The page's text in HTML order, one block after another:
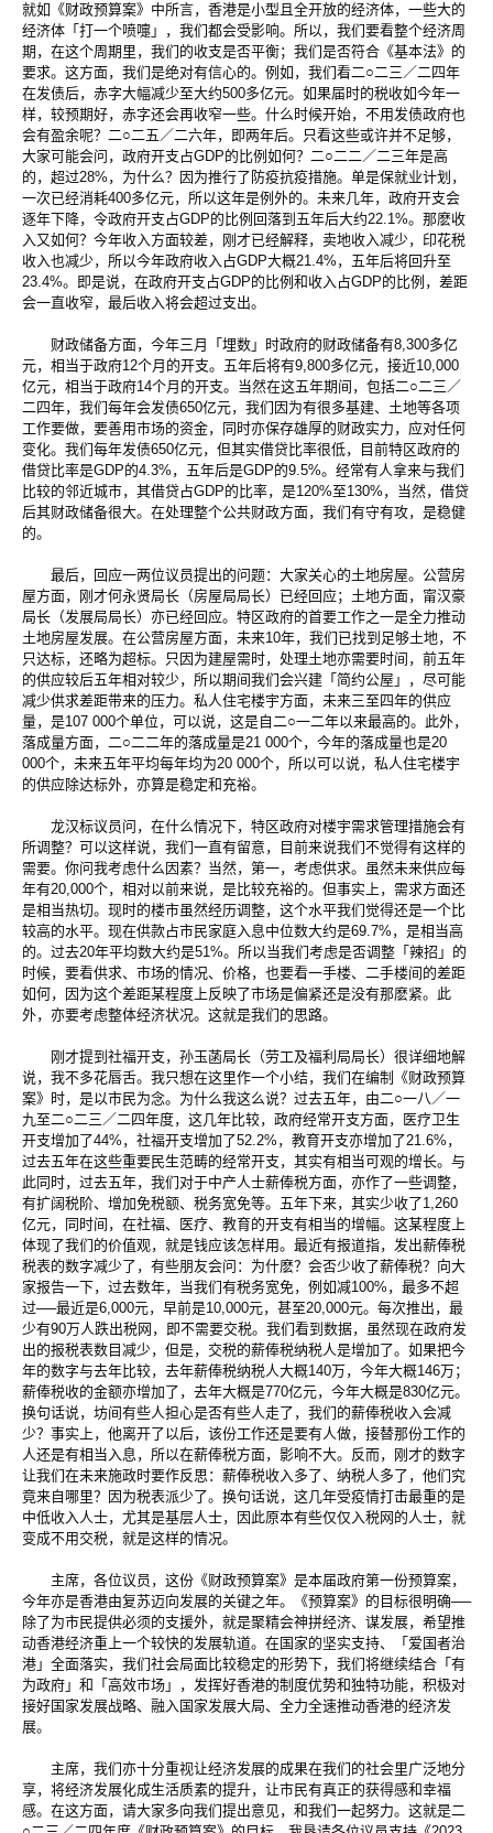
就如《财政预算案》中所言，香港是小型且全开放的经济体，一些大的
经济体「打一个喷嚏」，我们都会受影响。所以，我们要看整个经济周
期，在这个周期里，我们的收支是否平衡；我们是否符合《基本法》的
要求。这方面，我们是绝对有信心的。例如，我们看二○二三／二四年
在发债后，赤字大幅减少至大约500多亿元。如果届时的税收如今年一
样，较预期好，赤字还会再收窄一些。什么时候开始，不用发债政府也
会有盈余呢？二○二五／二六年，即两年后。只看这些或许并不足够，
大家可能会问，政府开支占GDP的比例如何？二○二二／二三年是高
的，超过28%，为什么？因为推行了防疫抗疫措施。单是保就业计划，
一次已经消耗400多亿元，所以这年是例外的。未来几年，政府开支会
逐年下降，令政府开支占GDP的比例回落到五年后大约22.1%。那麽收
入又如何？今年收入方面较差，刚才已经解释，卖地收入减少，印花税
收入也减少，所以今年政府收入占GDP大概21.4%，五年后将回升至
23.4%。即是说，在政府开支占GDP的比例和收入占GDP的比例，差距
会一直收窄，最后收入将会超过支出。
财政储备方面，今年三月「埋数」时政府的财政储备有8,300多亿
元，相当于政府12个月的开支。五年后将有9,800多亿元，接近10,000
亿元，相当于政府14个月的开支。当然在这五年期间，包括二○二三／
二四年，我们每年会发债650亿元，我们因为有很多基建、土地等各项
工作要做，要善用市场的资金，同时亦保存雄厚的财政实力，应对任何
变化。我们每年发债650亿元，但其实借贷比率很低，目前特区政府的
借贷比率是GDP的4.3%，五年后是GDP的9.5%。经常有人拿来与我们
比较的邻近城市，其借贷占GDP的比率，是120%至130%，当然，借贷
后其财政储备很大。在处理整个公共财政方面，我们有守有攻，是稳健
的。
最后，回应一两位议员提出的问题：大家关心的土地房屋。公营房
屋方面，刚才何永贤局长（房屋局局长）已经回应；土地方面，甯汉豪
局长（发展局局长）亦已经回应。特区政府的首要工作之一是全力推动
土地房屋发展。在公营房屋方面，未来10年，我们已找到足够土地，不
只达标，还略为超标。只因为建屋需时，处理土地亦需要时间，前五年
的供应较后五年相对较少，所以期间我们会兴建「简约公屋」，尽可能
减少供求差距带来的压力。私人住宅楼宇方面，未来三至四年的供应
量，是107 000个单位，可以说，这是自二○一二年以来最高的。此外，
落成量方面，二○二二年的落成量是21 000个，今年的落成量也是20
000个，未来五年平均每年均为20 000个，所以可以说，私人住宅楼宇
的供应除达标外，亦算是稳定和充裕。
龙汉标议员问，在什么情况下，特区政府对楼宇需求管理措施会有
所调整？可以这样说，我们一直有留意，目前来说我们不觉得有这样的
需要。你问我考虑什么因素？当然，第一，考虑供求。虽然未来供应每
年有20,000个，相对以前来说，是比较充裕的。但事实上，需求方面还
是相当热切。现时的楼市虽然经历调整，这个水平我们觉得还是一个比
较高的水平。现在供款占市民家庭入息中位数大约是69.7%，是相当高
的。过去20年平均数大约是51%。所以当我们考虑是否调整「辣招」的
时候，要看供求、市场的情况、价格，也要看一手楼、二手楼间的差距
如何，因为这个差距某程度上反映了市场是偏紧还是没有那麽紧。此
外，亦要考虑整体经济状况。这就是我们的思路。
刚才提到社福开支，孙玉菡局长（劳工及福利局局长）很详细地解
说，我不多花唇舌。我只想在这里作一个小结，我们在编制《财政预算
案》时，是以市民为念。为什么我这么说？过去五年，由二○一八／一
九至二○二三／二四年度，这几年比较，政府经常开支方面，医疗卫生
开支增加了44%，社福开支增加了52.2%，教育开支亦增加了21.6%，
过去五年在这些重要民生范畴的经常开支，其实有相当可观的增长。与
此同时，过去五年，我们对于中产人士薪俸税方面，亦作了一些调整，
有扩阔税阶、增加免税额、税务宽免等。五年下来，其实少收了1,260
亿元，同时间，在社福、医疗、教育的开支有相当的增幅。这某程度上
体现了我们的价值观，就是钱应该怎样用。最近有报道指，发出薪俸税
税表的数字减少了，有些朋友会问：为什麽？会否少收了薪俸税？向大
家报告一下，过去数年，当我们有税务宽免，例如减100%，最多不超
过──最近是6,000元，早前是10,000元，甚至20,000元。每次推出，最
少有90万人跌出税网，即不需要交税。我们看到数据，虽然现在政府发
出的报税表数目减少，但是，交税的薪俸税纳税人是增加了。如果把今
年的数字与去年比较，去年薪俸税纳税人大概140万，今年大概146万；
薪俸税收的金额亦增加了，去年大概是770亿元，今年大概是830亿元。
换句话说，坊间有些人担心是否有些人走了，我们的薪俸税收入会减
少？事实上，他离开了以后，该份工作还是要有人做，接替那份工作的
人还是有相当入息，所以在薪俸税方面，影响不大。反而，刚才的数字
让我们在未来施政时要作反思：薪俸税收入多了、纳税人多了，他们究
竟来自哪里？因为税表派少了。换句话说，这几年受疫情打击最重的是
中低收入人士，尤其是基层人士，因此原本有些仅仅入税网的人士，就
变成不用交税，就是这样的情况。
主席，各位议员，这份《财政预算案》是本届政府第一份预算案，
今年亦是香港由复苏迈向发展的关键之年。《预算案》的目标很明确──
除了为市民提供必须的支援外，就是聚精会神拼经济、谋发展，希望推
动香港经济重上一个较快的发展轨道。在国家的坚实支持、「爱国者治
港」全面落实，我们社会局面比较稳定的形势下，我们将继续结合「有
为政府」和「高效市场」，发挥好香港的制度优势和独特功能，积极对
接好国家发展战略、融入国家发展大局、全力全速推动香港的经济发
展。
主席，我们亦十分重视让经济发展的成果在我们的社会里广泛地分
享，将经济发展化成生活质素的提升，让市民有真正的获得感和幸福
感。在这方面，请大家多向我们提出意见，和我们一起努力。这就是二